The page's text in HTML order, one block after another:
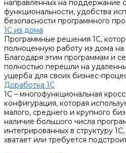
направленных на поддержание
функциональности, удобства
безопасности программного
1С из дома
Программные решения 1С,
полноценную работу из дома на
Благодаря этим программам и
полностью перешли на
ущерба для своих бизнес-
Доработка 1С
1С – многофункциональная
конфигурация, которая
малого, среднего и крупного
наличие большого числа
интегрированных в структуру
хватает или требуется